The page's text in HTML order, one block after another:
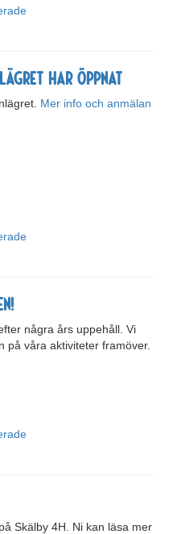
har öppnat
Mer info och anmälan
några års uppehåll. Vi
på våra aktiviteter framöver.
Skälby 4H. Ni kan läsa mer